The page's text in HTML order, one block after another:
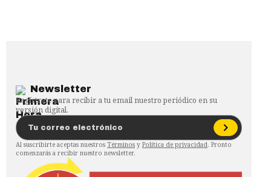
Newsletter
Regístrate para recibir a tu email nuestro periódico en su
versión digital.
Al suscribirte aceptas nuestros Términos y Política de privacidad. Pronto
comenzarás a recibir nuestro newsletter.